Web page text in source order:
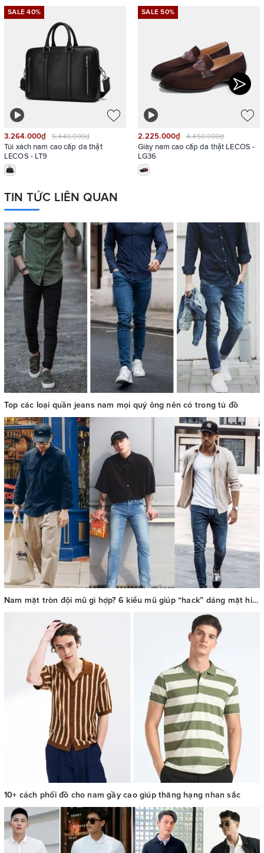
SALE 40%
3.264.000₫ 5.440.000₫
Túi xách nam cao cấp da thật
LECOS - LT9
SALE 50%
2.225.000₫ 4.450.000₫
Giày nam cao cấp da thật LECOS -
LG36
TIN TỨC LIÊN QUAN
Top các loại quần jeans nam mọi quý ông nên có trong tủ đồ
Nam mặt tròn đội mũ gì hợp? 6 kiểu mũ giúp “hack” dáng mặt hiệu quả
10+ cách phối đồ cho nam gầy cao giúp thăng hạng nhan sắc